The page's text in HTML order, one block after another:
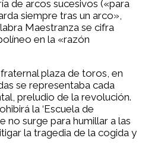
de arcos sucesivos («para
siempre tras un arco»,
Maestranza se cifra
en la «razón
plaza de toros, en
se representaba cada
preludio de la revolución.
la ‘Escuela de
no surge para humillar a las
la tragedia de la cogida y